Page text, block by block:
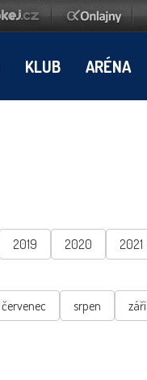
KLUB ARÉNA
2019 2020
2021
červenec srpen
září